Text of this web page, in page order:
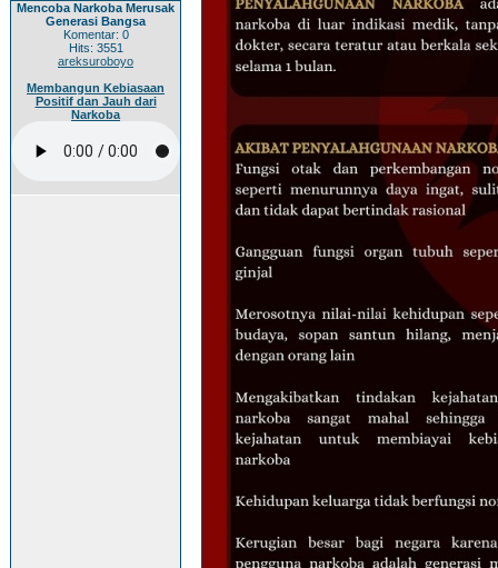
Mencoba Narkoba Merusak
Generasi Bangsa
Komentar: 0
Hits: 3551
areksuroboyo
Membangun Kebiasaan
Positif dan Jauh dari
Narkoba